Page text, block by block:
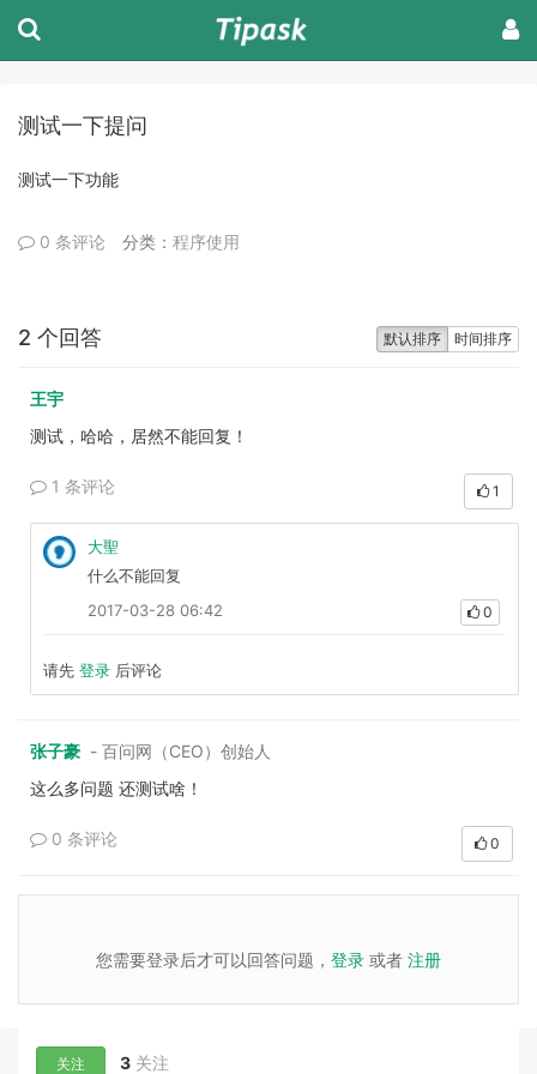
测试一下提问
测试一下功能
0 条评论 分类： 程序使用
默认排序 时间排序
2 个回答
王宇
测试，哈哈，居然不能回复！
1 条评论 1
大聖
什么不能回复
2017-03-28 06:42
0
请先 登录 后评论
张子豪 - 百问网（CEO）创始人
这么多问题 还测试啥！
0 条评论 0
您需要登录后才可以回答问题， 登录 或者 注册
关注 3 关注